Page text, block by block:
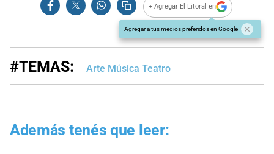
+ Agregar El Litoral en
Agregar a tus medios preferidos en Google
#TEMAS: Arte Música Teatro
Además tenés que leer: